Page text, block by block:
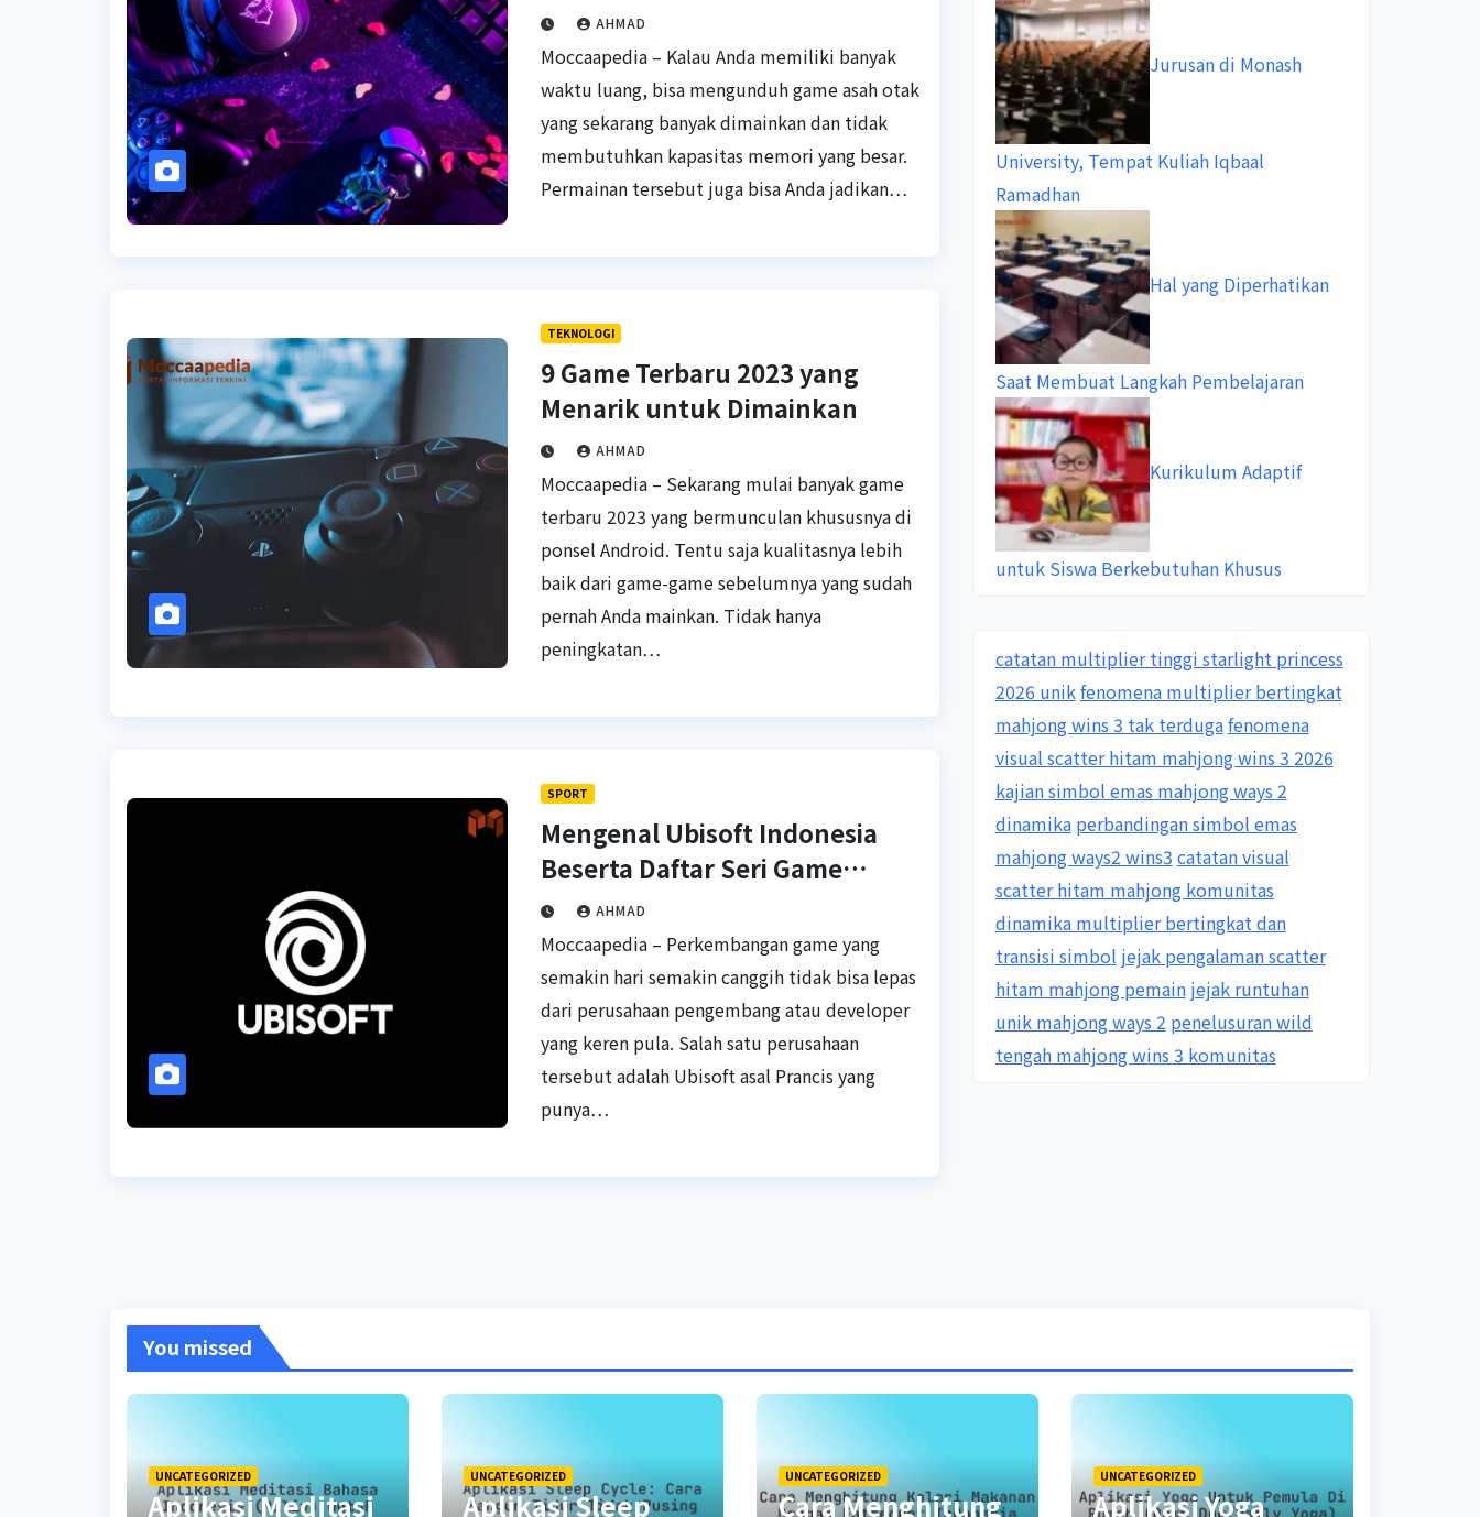
AHMAD
Moccaapedia – Kalau Anda memiliki banyak
waktu luang, bisa mengunduh game asah otak
yang sekarang banyak dimainkan dan tidak
membutuhkan kapasitas memori yang besar.
Permainan tersebut juga bisa Anda jadikan…
TEKNOLOGI
9 Game Terbaru 2023 yang
Menarik untuk Dimainkan
AHMAD
Moccaapedia – Sekarang mulai banyak game
terbaru 2023 yang bermunculan khususnya di
ponsel Android. Tentu saja kualitasnya lebih
baik dari game-game sebelumnya yang sudah
pernah Anda mainkan. Tidak hanya
peningkatan…
SPORT
Mengenal Ubisoft Indonesia
Beserta Daftar Seri Game
Lengkap
AHMAD
Moccaapedia – Perkembangan game yang
semakin hari semakin canggih tidak bisa lepas
dari perusahaan pengembang atau developer
yang keren pula. Salah satu perusahaan
tersebut adalah Ubisoft asal Prancis yang
punya…
Jurusan di Monash
University, Tempat Kuliah Iqbaal
Ramadhan
Hal yang Diperhatikan
Saat Membuat Langkah Pembelajaran
Kurikulum Adaptif
untuk Siswa Berkebutuhan Khusus
catatan multiplier tinggi starlight princess
2026 unikfenomena multiplier bertingkat
mahjong wins 3 tak terdugafenomena
visual scatter hitam mahjong wins 3 2026
kajian simbol emas mahjong ways 2
dinamika perbandingan simbol emas
mahjong ways2 wins3 catatan visual
scatter hitam mahjong komunitas
dinamika multiplier bertingkat dan
transisi simbol jejak pengalaman scatter
hitam mahjong pemain jejak runtuhan
unik mahjong ways 2 penelusuran wild
tengah mahjong wins 3 komunitas
You missed
UNCATEGORIZED
Aplikasi Meditasi
UNCATEGORIZED
Aplikasi Sleep
UNCATEGORIZED
Cara Menghitung
UNCATEGORIZED
Aplikasi Yoga